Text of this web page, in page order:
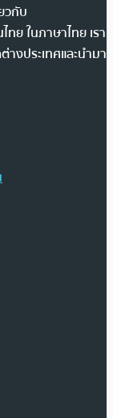
วกับ
ย ในภาษาไทย เรา
งประเทศและนำมา